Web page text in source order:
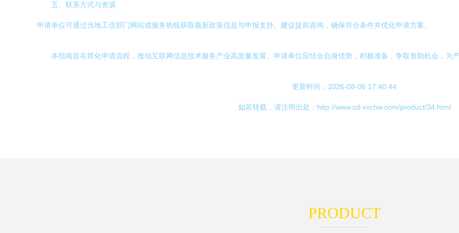
五、联系方式与资源
申请单位可通过当地工信部门网站或服务热线获取最新政策信息与申报支持。建议提前咨询，确保符合条件并优化申请方案。
本指南旨在简化申请流程，推动互联网信息技术服务产业高质量发展。申请单位应结合自身优势，积极准备，争取资助机会，为
更新时间：2026-08-06 17:40:44
如若转载，请注明出处：http://www.cd-xxchw.com/product/34.html
PRODUCT